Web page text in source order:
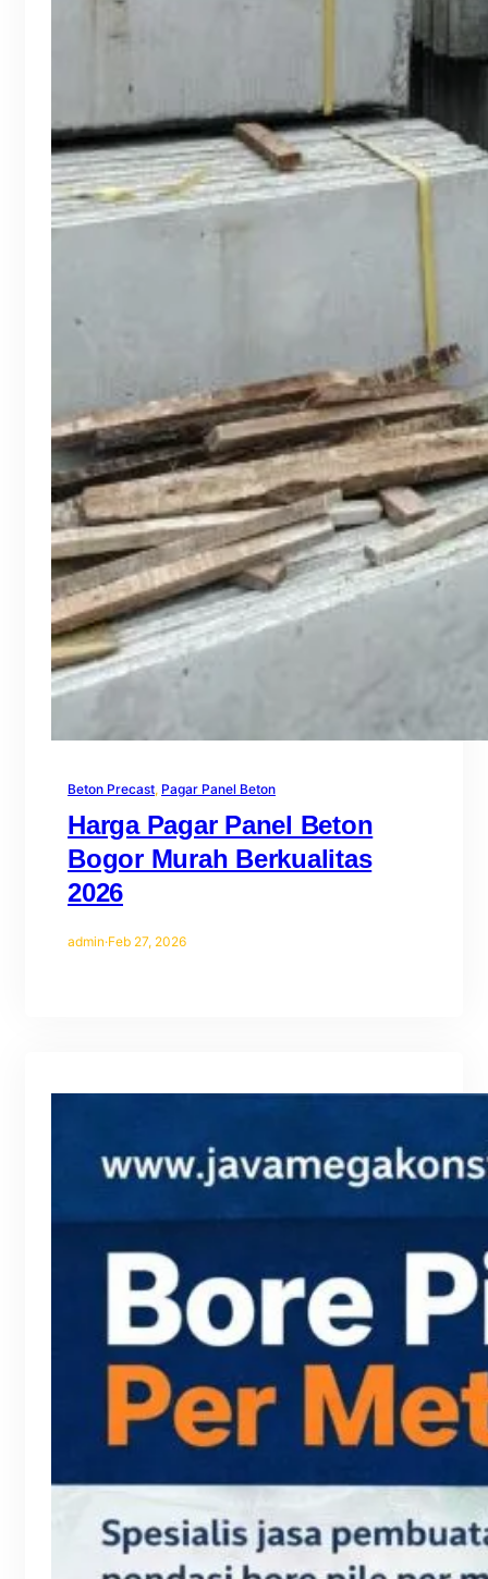
Beton Precast, Pagar Panel Beton
Harga Pagar Panel Beton
Bogor Murah Berkualitas
2026
admin·Feb 27, 2026